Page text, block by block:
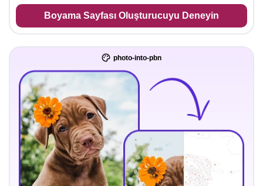
Boyama Sayfası Oluşturucuyu Deneyin
photo-into-pbn